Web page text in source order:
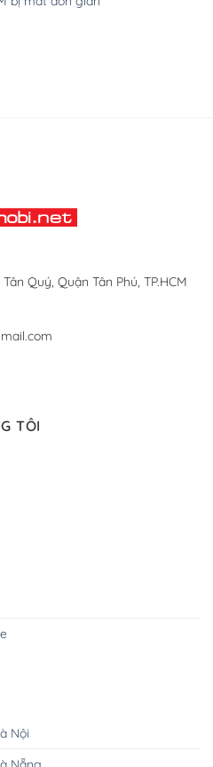
Quý, Quận Tân Phú, TP.HCM
TÔI
Nội